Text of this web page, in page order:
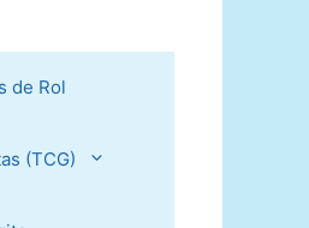
de Rol
(TCG)